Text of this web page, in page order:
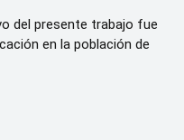
del presente trabajo fue
en la población de